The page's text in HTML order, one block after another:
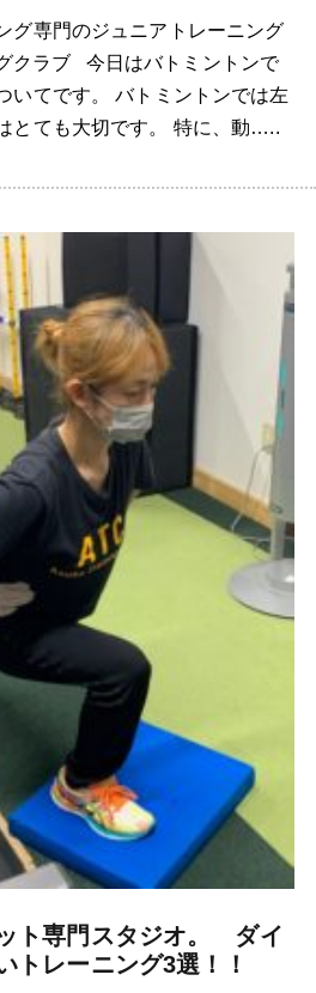
グ専門のジュニアトレーニング
クラブ 今日はバトミントンで
いてです。 バトミントンでは左
とても大切です。 特に、動…..
ト専門スタジオ。 ダイ
トレーニング3選！！